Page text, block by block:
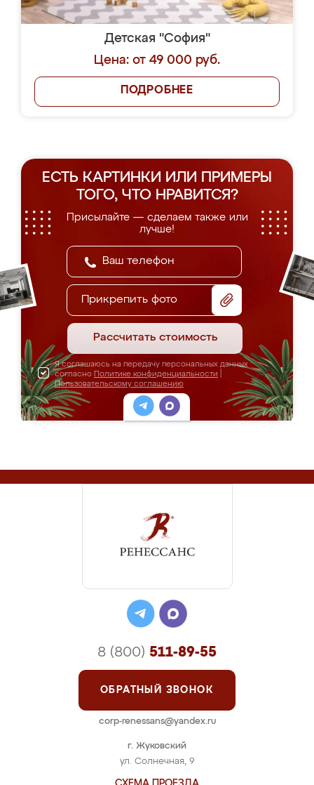
Детская "София"
Цена: от 49 000 руб.
ПОДРОБНЕЕ
ЕСТЬ КАРТИНКИ ИЛИ ПРИМЕРЫ
ТОГО, ЧТО НРАВИТСЯ?
Присылайте — сделаем также или
лучше!
Прикрепить фото
Рассчитать стоимость
Я соглашаюсь на передачу персональных данных
согласно Политике конфиденциальности
Пользовательскому соглашению
г. Жуковский
ул. Солнечная, 9
8 (800) 511-89-55
ОБРАТНЫЙ ЗВОНОК
corp-renessans@yandex.ru